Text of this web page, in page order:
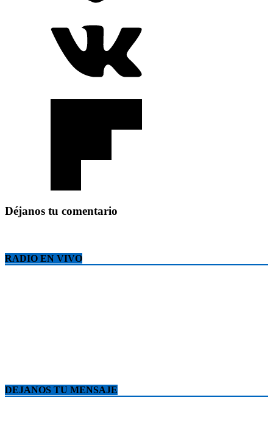
Déjanos tu comentario
RADIO EN VIVO
DEJANOS TU MENSAJE